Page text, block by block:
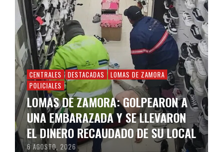
CENTRALES DESTACADAS
LOMAS DE ZAMORA
POLICIALES
LOMAS DE ZAMORA: GOLPEARON A
UNA EMBARAZADA Y SE LLEVARON
EL DINERO RECAUDADO DE SU LOCAL
6 AGOSTO, 2026